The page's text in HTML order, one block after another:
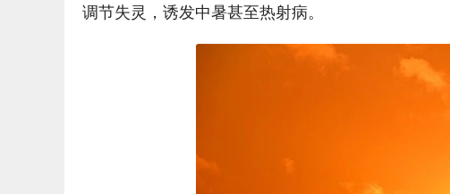
调节失灵，诱发中暑甚至热射病。